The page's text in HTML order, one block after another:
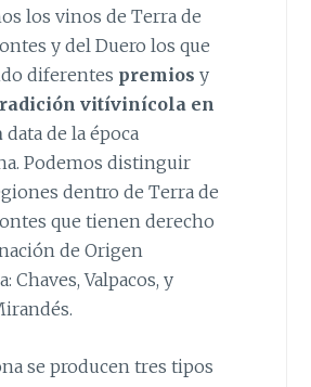
los vinos de Terra de
y del Duero los que
diferentes premios y
vitívinícola en
data de la época
Podemos distinguir
dentro de Terra de
que tienen derecho
de Origen
Chaves, Valpacos, y
se producen tres tipos